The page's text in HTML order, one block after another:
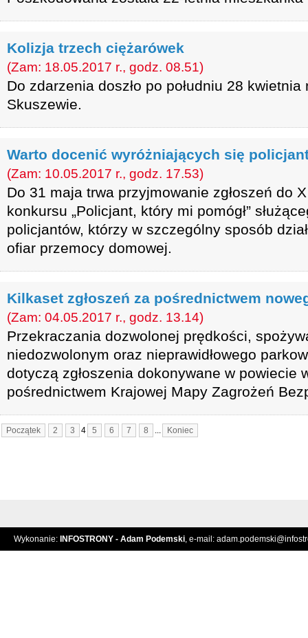
Kolizja trzech ciężarówek
(Zam: 18.05.2017 r., godz. 08.51)
Do zdarzenia doszło po południu 28
Skuszewie.
Warto docenić wyróżniających się
(Zam: 10.05.2017 r., godz. 17.53)
Do 31 maja trwa przyjmowanie zgłoszeń do
konkursu „Policjant, który mi pomógł”
policjantów, którzy w szczególny sposób
ofiar przemocy domowej.
Kilkaset zgłoszeń za pośrednictwem
(Zam: 04.05.2017 r., godz. 13.14)
Przekraczania dozwolonej prędkości,
niedozwolonym oraz nieprawidłowego
dotyczą zgłoszenia dokonywane w powiecie
pośrednictwem Krajowej Mapy Zagrożeń
Początek 2 3 4 5 6 7 8 ... Koniec
Wykonanie: INFOSTRONY - Adam Podemski, e-mail: